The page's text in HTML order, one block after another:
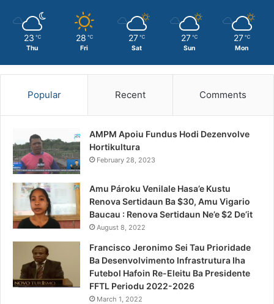
23 ℃
Thu
28 ℃
Fri
27 ℃
Sat
27 ℃
Sun
27 ℃
Mon
Popular Recent Comments
AMPM Apoiu Fundus Hodi Dezenvolve
Hortikultura
February 28, 2023
Amu Pároku Venilale Hasa’e Kustu
Renova Sertidaun Ba $30, Amu Vigario
Baucau : Renova Sertidaun Ne’e $2 De’it
August 8, 2022
Francisco Jeronimo Sei Tau Prioridade
Ba Desenvolvimento Infrastrutura Iha
Futebol Hafoin Re-Eleitu Ba Presidente
FFTL Periodu 2022-2026
March 1, 2022